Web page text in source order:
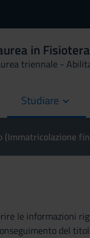
in
triennale -
Studiare
(Immatricolazione
le informazioni
del